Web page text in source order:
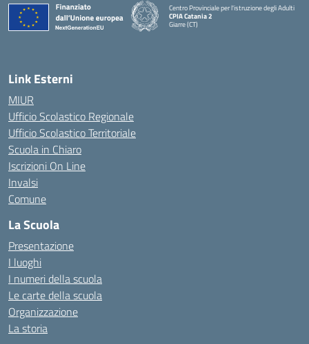
Centro Provinciale per l'istruzione degli Adulti
CPIA Catania 2
Giarre (CT)
Link Esterni
MIUR
Ufficio Scolastico Regionale
Ufficio Scolastico Territoriale
Scuola in Chiaro
Iscrizioni On Line
Invalsi
Comune
La Scuola
Presentazione
I luoghi
I numeri della scuola
Le carte della scuola
Organizzazione
La storia